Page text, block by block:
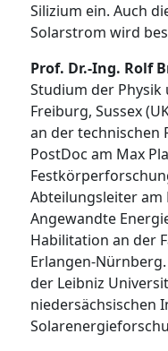
Silizium ein. Auch
Solarstrom wird
Prof. Dr.-Ing. Rolf
Studium der
Freiburg, Sussex
an der technischen
PostDoc am Max
Abteilungsleiter
Angewandte
Habilitation an der
Erlangen-
der Leibniz
niedersächsischen